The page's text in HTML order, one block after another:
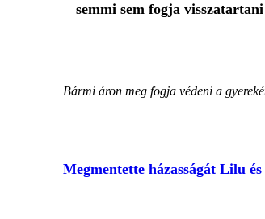
semmi sem fogja
Bármi áron meg fogja védeni a
Megmentette házasságát Lilu